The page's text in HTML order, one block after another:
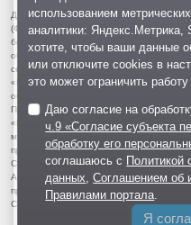
Для читателей: В России признаны
(Фонд борьбы с коррупцией, признан
большевистская партия», «Свидетели
общенациональный союз», «Движение
сектор», УНА-УНСО, УПА, «Тризуб им.
«Меджлис крымскотатарского народа»,
общероссийская политическая партия
Признаны террористическими и
«Исламское государство» (ИГ, ИГИЛ),
мусульмане», «Аль-Каида в странах
признана нежелательной
СМИ-иноагентами признаны:
Америки», радио «Свобода», The
признаны общество/центр
Сахаровский центр. Instagram и
использованием
аналитики:
хотите, чтобы ваши данные
или отключите cookies в
это может ограничить работу
Даю согласие на
ч.9 «Согласие субъекта
обработку его
соглашаюсь с Политикой
данных ,Соглашением об
Правилами портала
Я